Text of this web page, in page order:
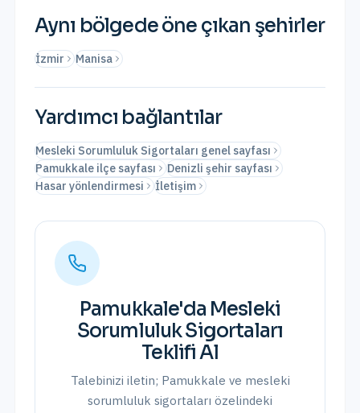
Aynı bölgede öne çıkan şehirler
İzmir Manisa
Yardımcı bağlantılar
Mesleki Sorumluluk Sigortaları genel sayfası
Pamukkale ilçe sayfası
Denizli şehir sayfası
Hasar yönlendirmesi
İletişim
Pamukkale'da Mesleki
Sorumluluk Sigortaları
Teklifi Al
Talebinizi iletin; Pamukkale ve mesleki
sorumluluk sigortaları özelindeki